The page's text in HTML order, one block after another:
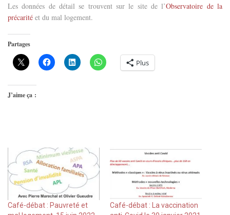
Les données de détail se trouvent sur le site de l’Observatoire de la
précarité et du mal logement.
Partages
Plus
J’aime ça :
Café-débat : Pauvreté et
Café-débat : La vaccination